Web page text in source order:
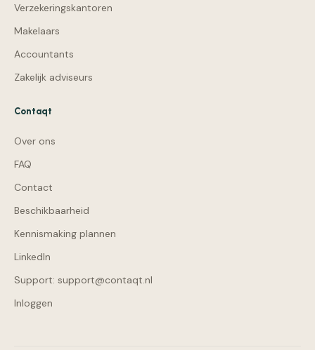
Verzekeringskantoren
Makelaars
Accountants
Zakelijk adviseurs
Contaqt
Over ons
FAQ
Contact
Beschikbaarheid
Kennismaking plannen
LinkedIn
Support: support@contaqt.nl
Inloggen